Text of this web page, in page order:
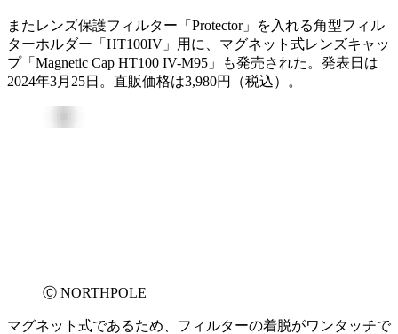
またレンズ保護フィルター「Protector」を入れる角型フィル
ターホルダー「HT100IV」用に、マグネット式レンズキャッ
プ「Magnetic Cap HT100 IV-M95」も発売された。発表日は
2024年3月25日。直販価格は3,980円（税込）。
Ⓒ NORTHPOLE
マグネット式であるため、フィルターの着脱がワンタッチで